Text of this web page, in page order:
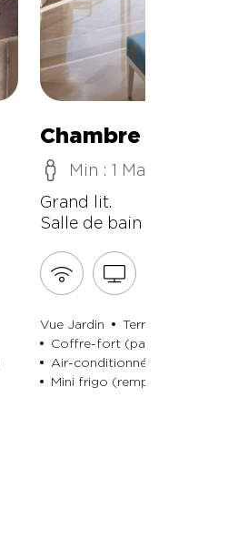
Chambre
Min : 1 Max : 2
Grand lit.
Salle de bain avec
Vue Jardin Terrasse
Coffre-fort (payant)
Air-conditionné (uniquement
Mini frigo (rempli de l’eau et